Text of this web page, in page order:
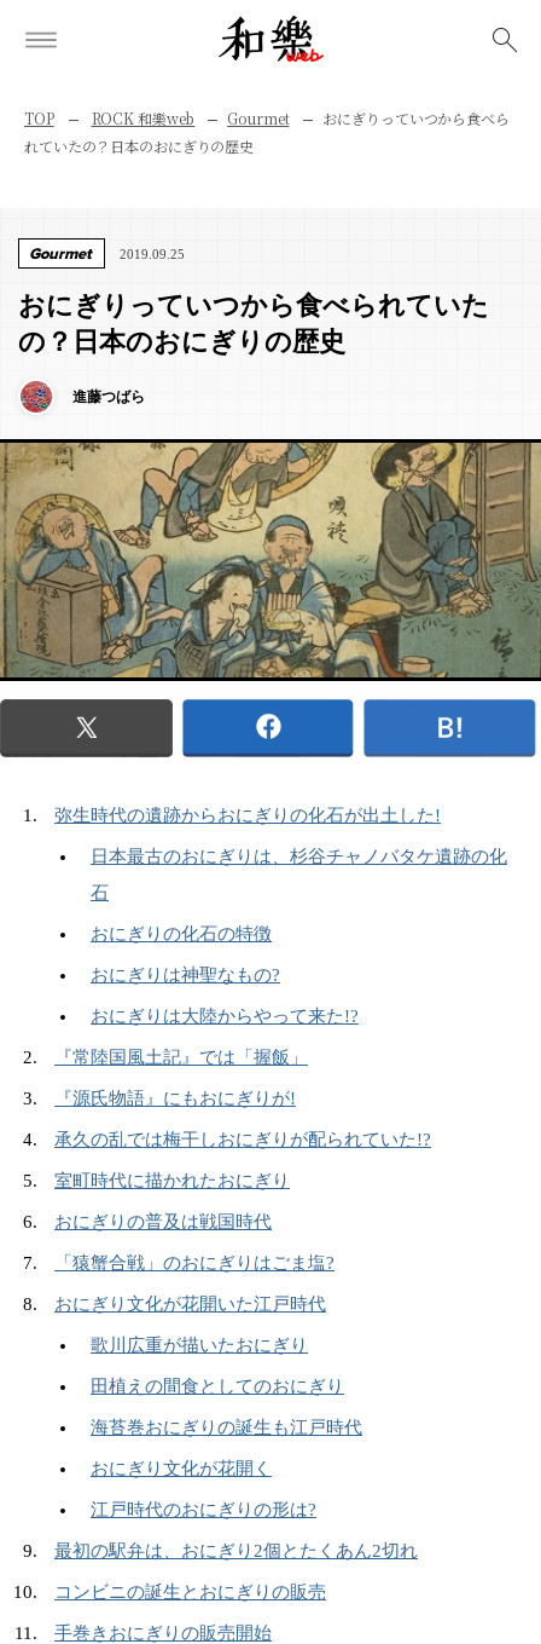
TOP ROCK 和樂web Gourmet
おにぎりっていつから食べら
れていたの？日本のおにぎりの歴史
Gourmet 2019.09.25
おにぎりっていつから食べられていた
の？日本のおにぎりの歴史
進藤つばら
弥生時代の遺跡からおにぎりの化石が出土した!
日本最古のおにぎりは、杉谷チャノバタケ遺跡の化
石
おにぎりの化石の特徴
おにぎりは神聖なもの?
おにぎりは大陸からやって来た!?
『常陸国風土記』では「握飯」
『源氏物語』にもおにぎりが!
承久の乱では梅干しおにぎりが配られていた!?
室町時代に描かれたおにぎり
おにぎりの普及は戦国時代
「猿蟹合戦」のおにぎりはごま塩?
おにぎり文化が花開いた江戸時代
歌川広重が描いたおにぎり
田植えの間食としてのおにぎり
海苔巻おにぎりの誕生も江戸時代
おにぎり文化が花開く
江戸時代のおにぎりの形は?
最初の駅弁は、おにぎり2個とたくあん2切れ
コンビニの誕生とおにぎりの販売
手巻きおにぎりの販売開始